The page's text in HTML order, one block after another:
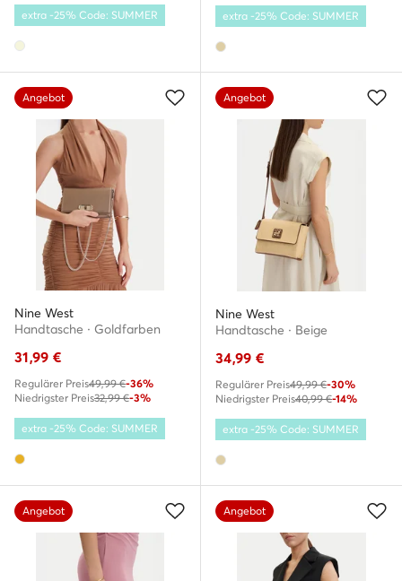
extra -25% Code: SUMMER extra -25% Code: SUMMER
Angebot
Nine West
Handtasche · Goldfarben
31,99 €
Regulärer Preis49,99 €-36%
Niedrigster Preis32,99 €-3%
extra -25% Code: SUMMER
Angebot
Nine West
Handtasche · Beige
34,99 €
Regulärer Preis49,99 €-30%
Niedrigster Preis40,99 €-14%
extra -25% Code: SUMMER
Angebot Angebot